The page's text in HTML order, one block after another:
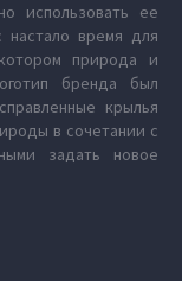
использовать ее
время для
природа и
бренда был
крылья
в сочетании с
задать новое